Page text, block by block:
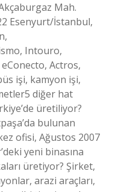
Mah.
Esenyurt/İstanbul,
Intouro,
Actros,
işi, kamyon işi,
diğer hat
üretiliyor?
bulunan
ofisi, Ağustos 2007
yeni binasına
üretiyor? Şirket,
arazi araçları,